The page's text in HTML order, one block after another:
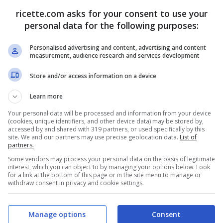
piuttosto particolari. Ad esempio, in Nigeria non può
in quanto una leggenda popolare ha fatto credere che si
i bambini. Negli Stati Uniti, inoltre, non si può trovare l’haggis
impossibile da importare perché contiene il polmone
di sicurezza alimentare. In California, infine, il fois gras
oggi il regolamento è stato abolito, ma il piatto viene
Ti è piaciuto l'articolo?
Condividilo
ricette.com asks for your consent to use your
personal data for the following purposes:
Personalised advertising and content, advertising and content
measurement, audience research and services development
Store and/or access information on a device
Learn more
Your personal data will be processed and information from your device
(cookies, unique identifiers, and other device data) may be stored by,
accessed by and shared with 319 partners, or used specifically by this
site. We and our partners may use precise geolocation data. List of
partners.
Some vendors may process your personal data on the basis of legitimate
interest, which you can object to by managing your options below. Look
for a link at the bottom of this page or in the site menu to manage or
withdraw consent in privacy and cookie settings.
Consent
Manage options